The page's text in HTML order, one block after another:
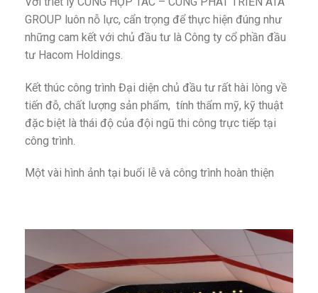
GROUP luôn nỗ lực, cẩn trọng để thực hiện đúng như
những cam kết với chủ đầu tư là Công ty cổ phần đầu
tư Hacom Holdings.
Kết thúc công trình Đại diện chủ đầu tư rất hài lòng về
tiến đỗ, chất lượng sản phẩm, tính thẩm mỹ, kỹ thuật
đặc biệt là thái độ của đội ngũ thi công trực tiếp tại
công trình.
Một vài hình ảnh tại buổi lễ và công trình hoàn thiện